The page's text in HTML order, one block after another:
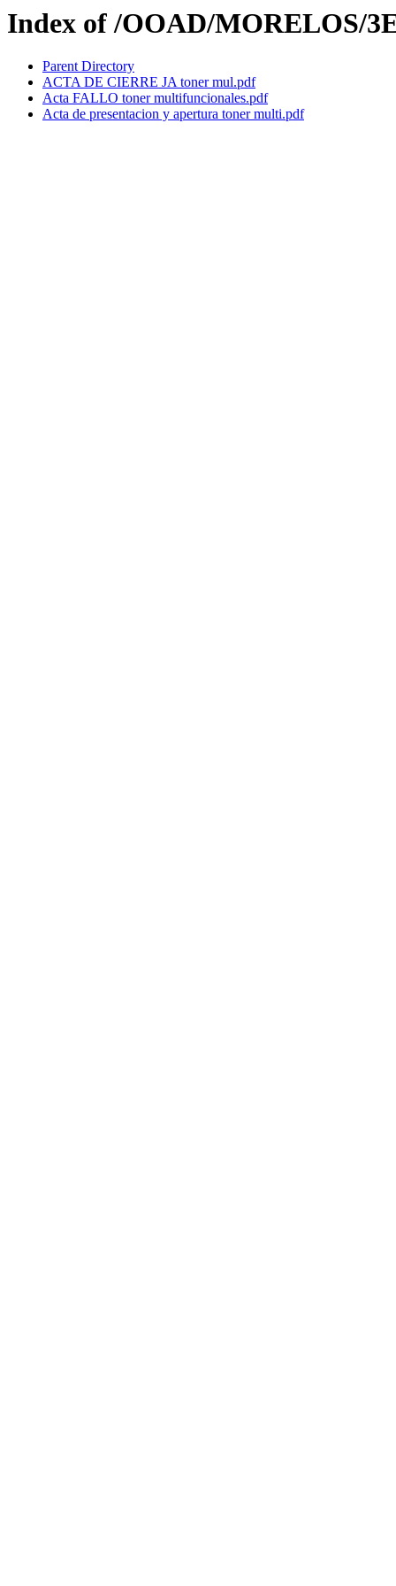
Index of /OOAD/MORELOS/
Parent Directory
ACTA DE CIERRE JA toner mul.pdf
Acta FALLO toner multifuncionales.pdf
Acta de presentacion y apertura toner multi.pdf